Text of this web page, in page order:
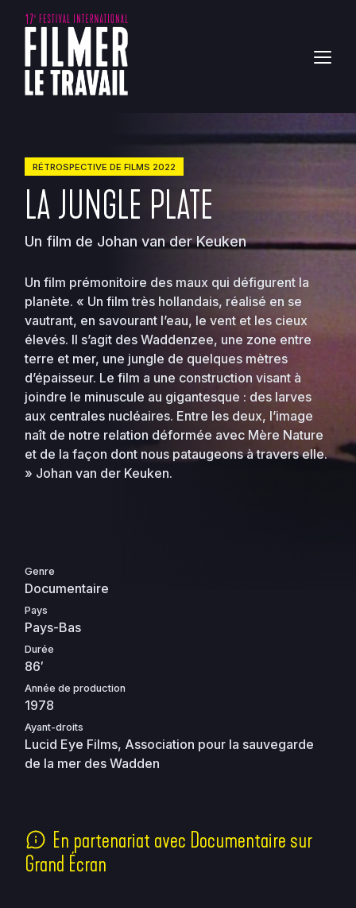
RÉTROSPECTIVE DE FILMS 2022
LA JUNGLE PLATE
Un film de Johan van der Keuken
Un film prémonitoire des maux qui défigurent la
planète. « Un film très hollandais, réalisé en se
vautrant, en savourant l’eau, le vent et les cieux
élevés. Il s’agit des Waddenzee, une zone entre
terre et mer, une jungle de quelques mètres
d’épaisseur. Le film a une construction visant à
joindre le minuscule au gigantesque : des larves
aux centrales nucléaires. Entre les deux, l’image
naît de notre relation déformée avec Mère Nature
et de la façon dont nous pataugeons à travers elle.
» Johan van der Keuken.
Genre
Documentaire
Pays
Pays-Bas
Durée
86′
Année de production
1978
Ayant-droits
Lucid Eye Films, Association pour la sauvegarde
de la mer des Wadden
En partenariat avec Documentaire sur
Grand Écran